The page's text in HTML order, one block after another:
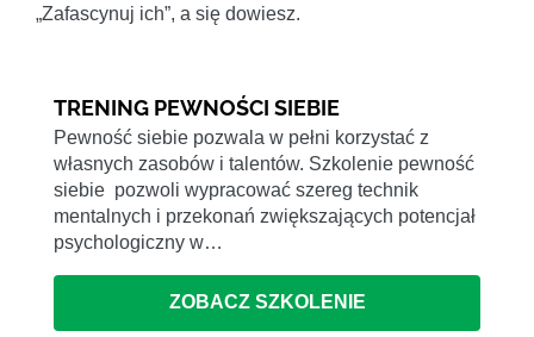
„Zafascynuj ich”, a się dowiesz.
TRENING PEWNOŚCI SIEBIE
Pewność siebie pozwala w pełni korzystać z
własnych zasobów i talentów. Szkolenie pewność
siebie pozwoli wypracować szereg technik
mentalnych i przekonań zwiększających potencjał
psychologiczny w…
ZOBACZ SZKOLENIE